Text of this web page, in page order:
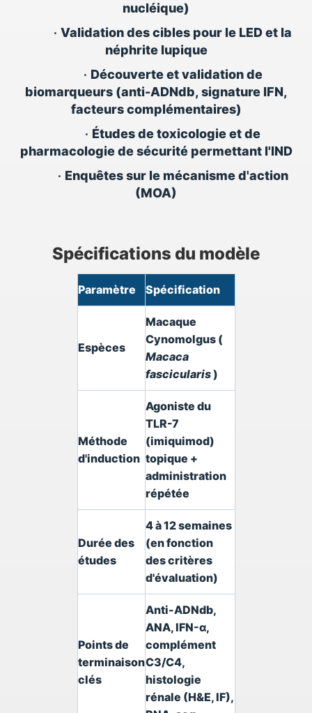
nucléique)
• Validation des cibles pour le LED et la
néphrite lupique
• Découverte et validation de
biomarqueurs (anti-ADNdb, signature IFN,
facteurs complémentaires)
• Études de toxicologie et de
pharmacologie de sécurité permettant l'IND
• Enquêtes sur le mécanisme d'action
(MOA)
Spécifications du modèle
Paramètre Spécification
Espèces
Macaque
Cynomolgus (
Macaca
fascicularis)
Méthode
d'induction
Agoniste du
TLR-7
(imiquimod)
topique +
administration
répétée
Durée des
études
4 à 12 semaines
(en fonction
des critères
d'évaluation)
Points de
terminaison
clés
Anti-ADNdb,
ANA, IFN-α,
complément
C3/C4,
histologie
rénale (H&E, IF),